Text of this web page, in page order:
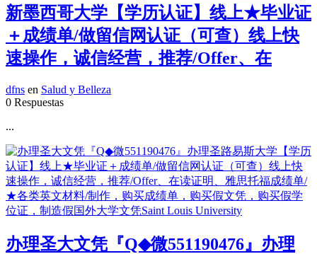
新墨西哥大学【学历认证】线上★毕业证
＋成绩单/做留信网认证（可查）线上快
速操作，诚信经营，推荐/Offer、在
dfns en Salud y Belleza
0 Respuestas
...
办理圣大文凭『Q◆微551190476』办理